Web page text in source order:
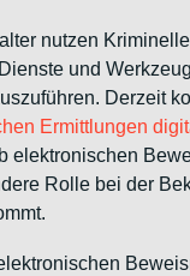
nutzen
und
Derzeit
Ermittlungen
elektronischen
Rolle bei der